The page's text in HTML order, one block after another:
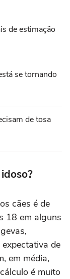
de estimação
se tornando
de tosa
cães é de
18 em alguns
de
em média,
é muito